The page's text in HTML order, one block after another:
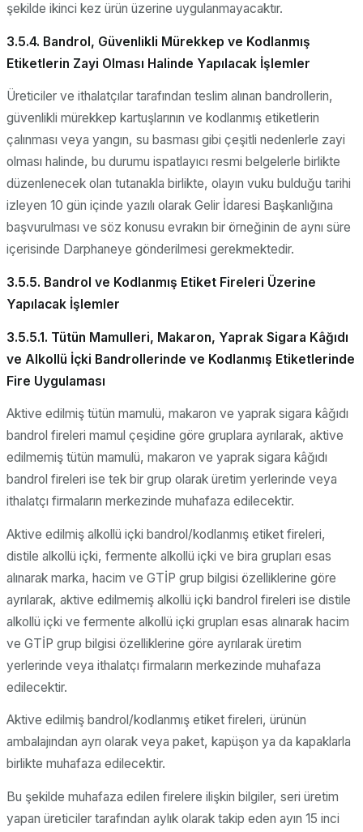
şekilde ikinci kez ürün üzerine uygulanmayacaktır.
3.5.4. Bandrol, Güvenlikli Mürekkep ve Kodlanmış
Etiketlerin Zayi Olması Halinde Yapılacak İşlemler
Üreticiler ve ithalatçılar tarafından teslim alınan bandrollerin,
güvenlikli mürekkep kartuşlarının ve kodlanmış etiketlerin
çalınması veya yangın, su basması gibi çeşitli nedenlerle zayi
olması halinde, bu durumu ispatlayıcı resmi belgelerle birlikte
düzenlenecek olan tutanakla birlikte, olayın vuku bulduğu tarihi
izleyen 10 gün içinde yazılı olarak Gelir İdaresi Başkanlığına
başvurulması ve söz konusu evrakın bir örneğinin de aynı süre
içerisinde Darphaneye gönderilmesi gerekmektedir.
3.5.5. Bandrol ve Kodlanmış Etiket Fireleri Üzerine
Yapılacak İşlemler
3.5.5.1. Tütün Mamulleri, Makaron, Yaprak Sigara Kâğıdı
ve Alkollü İçki Bandrollerinde ve Kodlanmış Etiketlerinde
Fire Uygulaması
Aktive edilmiş tütün mamulü, makaron ve yaprak sigara kâğıdı
bandrol fireleri mamul çeşidine göre gruplara ayrılarak, aktive
edilmemiş tütün mamulü, makaron ve yaprak sigara kâğıdı
bandrol fireleri ise tek bir grup olarak üretim yerlerinde veya
ithalatçı firmaların merkezinde muhafaza edilecektir.
Aktive edilmiş alkollü içki bandrol/kodlanmış etiket fireleri,
distile alkollü içki, fermente alkollü içki ve bira grupları esas
alınarak marka, hacim ve GTİP grup bilgisi özelliklerine göre
ayrılarak, aktive edilmemiş alkollü içki bandrol fireleri ise distile
alkollü içki ve fermente alkollü içki grupları esas alınarak hacim
ve GTİP grup bilgisi özelliklerine göre ayrılarak üretim
yerlerinde veya ithalatçı firmaların merkezinde muhafaza
edilecektir.
Aktive edilmiş bandrol/kodlanmış etiket fireleri, ürünün
ambalajından ayrı olarak veya paket, kapüşon ya da kapaklarla
birlikte muhafaza edilecektir.
Bu şekilde muhafaza edilen firelere ilişkin bilgiler, seri üretim
yapan üreticiler tarafından aylık olarak takip eden ayın 15 inci